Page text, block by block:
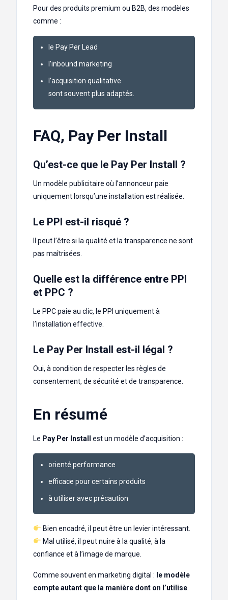
Pour des produits premium ou B2B, des modèles
comme :
le Pay Per Lead
l’inbound marketing
l’acquisition qualitative
sont souvent plus adaptés.
FAQ, Pay Per Install
Qu’est-ce que le Pay Per Install ?
Un modèle publicitaire où l’annonceur paie
uniquement lorsqu’une installation est réalisée.
Le PPI est-il risqué ?
Il peut l’être si la qualité et la transparence ne sont
pas maîtrisées.
Quelle est la différence entre PPI
et PPC ?
Le PPC paie au clic, le PPI uniquement à
l’installation effective.
Le Pay Per Install est-il légal ?
Oui, à condition de respecter les règles de
consentement, de sécurité et de transparence.
En résumé
Le Pay Per Install est un modèle d’acquisition :
orienté performance
efficace pour certains produits
à utiliser avec précaution
Bien encadré, il peut être un levier intéressant.
Mal utilisé, il peut nuire à la qualité, à la
confiance et à l’image de marque.
Comme souvent en marketing digital : le modèle
compte autant que la manière dont on l’utilise